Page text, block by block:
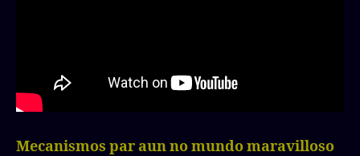
Mecanismos par aun no mundo maravilloso